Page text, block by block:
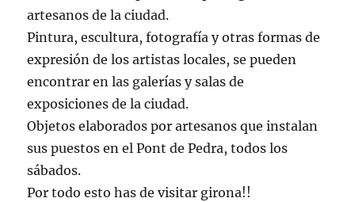
artesanos de la ciudad.
Pintura, escultura, fotografía y otras formas de
expresión de los artistas locales, se pueden
encontrar en las galerías y salas de
exposiciones de la ciudad.
Objetos elaborados por artesanos que instalan
sus puestos en el Pont de Pedra, todos los
sábados.
Por todo esto has de visitar girona!!